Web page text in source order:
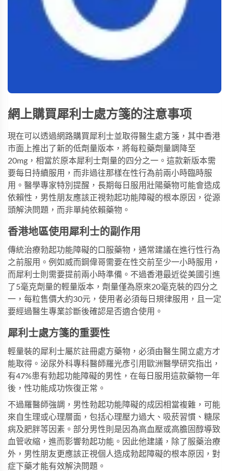
網上購買犀利士處方箋的注意事项
現在可以透過網路購買犀利士並取得醫生處方箋，其中香港
市面上推出了新的低劑量版本，將每粒藥劑量調降至
20mg，相當於原本犀利士劑量的四分之一。這款新版本需
要每日持續服用，而非過往那樣在性行為前兩小時臨時服
用。醫學專家特別提醒，長期每日服用壯陽藥物可能會造成
依賴性，男性朋友應該正視勃起功能障礙的根本原因，從源
頭解決問題，而非單純依賴藥物。
香港地區使用犀利士的副作用
傳統治療勃起功能障礙的口服藥物，通常建議在進行性行為
之前服用。例如威而鋼偉哥需要在性交前至少一小時服用，
而犀利士則需要提前兩小時準備。不過香港最近從美國引進
了5毫克劑量的輕量版本，劑量僅為原來20毫克裝的四分之
一，每粒售價大約30元，使用者必須每日規律服用，且一定
要經過醫生專業診斷後確認是否適合使用。
犀利士處方箋的重要性
輕量裝的犀利士屬於註冊處方藥物，必須由醫生開立處方才
能取得。泌尿外科專科醫師羅光彥引用歐洲醫學研究指出，
有47%患有勃起功能障礙的男性，在每日服用這款藥物一年
後，性功能成功恢復正常。
不過羅醫師強調，男性勃起功能障礙的成因相當複雜，可能
來自生理或心理層面，包括心理壓力過大、吸菸習慣、糖尿
病及肥胖等因素。部分男性則是因為高血壓或高膽固醇導致
血管收縮，進而影響勃起功能。因此他建議，除了服藥治療
外，男性朋友更應該正視個人造成勃起障礙的根本原因，對
症下藥才能有效解決問題。